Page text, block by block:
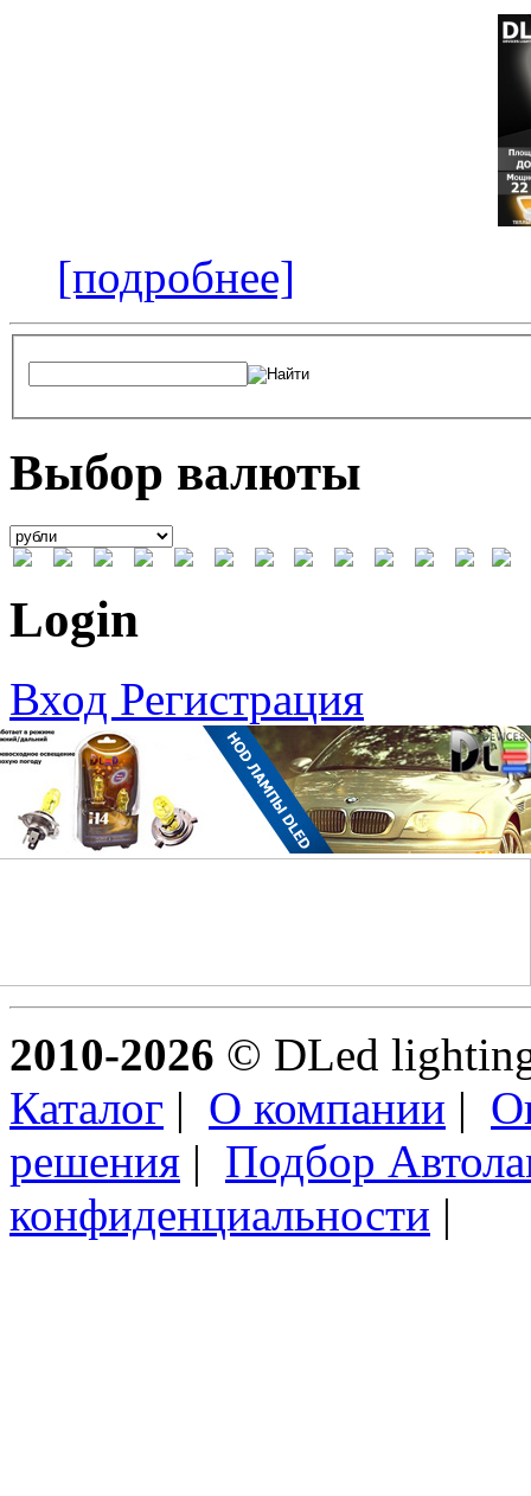
[подробнее]
Выбор валюты
Login
Вход Регистрация
2010-2026 © DLed
Каталог | О компании |
решения | Подбор
конфиденциальности |